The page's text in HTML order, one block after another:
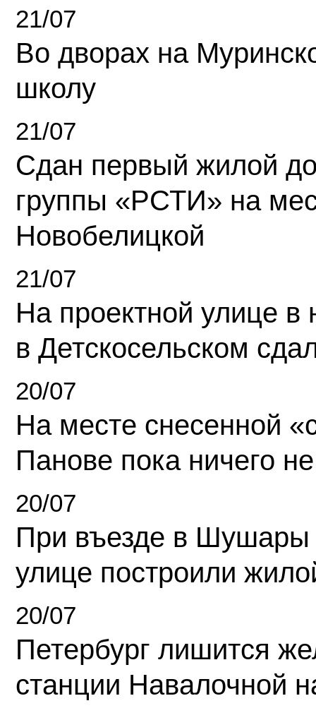
21/07
Во дворах на
школу
21/07
Сдан первый жилой
группы «РСТИ» на
Новобелицкой
21/07
На проектной улице
в Детскосельском
20/07
На месте снесенной
Панове пока ничего
20/07
При въезде в Шушары
улице построили
20/07
Петербург лишится
станции Навалочной